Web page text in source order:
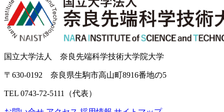
国立大学法人 奈良先端科学技術大学院大学
〒630-0192 奈良県生駒市高山町8916番地の5
TEL 0743-72-5111（代表）